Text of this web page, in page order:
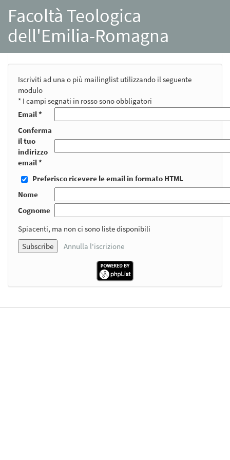
Facoltà Teologica
dell'Emilia-Romagna
Iscriviti ad una o più mailinglist utilizzando il seguente
modulo
* I campi segnati in rosso sono obbligatori
Email *
Conferma
il tuo
indirizzo
email *
Preferisco ricevere le email in formato HTML
Nome
Cognome
Spiacenti, ma non ci sono liste disponibili
Annulla l'iscrizione